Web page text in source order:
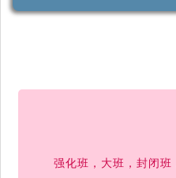
强化班，大班，封闭